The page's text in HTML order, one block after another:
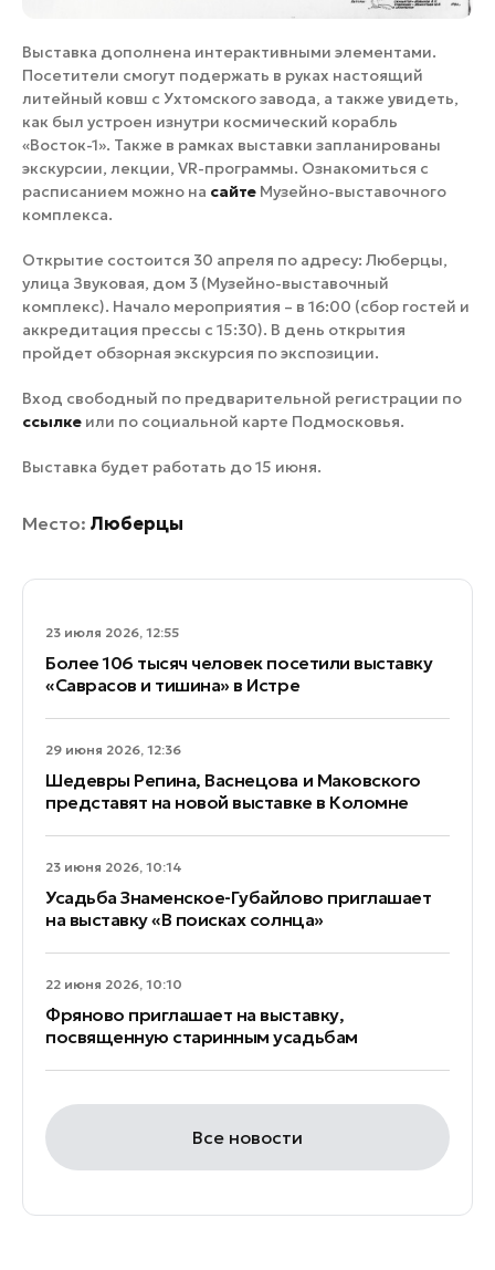
23 июля 2026, 12:55
Более 106 тысяч человек посетили выставку
«Саврасов и тишина» в Истре
29 июня 2026, 12:36
Шедевры Репина, Васнецова и Маковского
представят на новой выставке в Коломне
23 июня 2026, 10:14
Усадьба Знаменское-Губайлово приглашает
на выставку «В поисках солнца»
22 июня 2026, 10:10
Фряново приглашает на выставку,
посвященную старинным усадьбам
Все новости
Выставка дополнена интерактивными элементами.
Посетители смогут подержать в руках настоящий
литейный ковш с Ухтомского завода, а также увидеть,
как был устроен изнутри космический корабль
«Восток-1». Также в рамках выставки запланированы
экскурсии, лекции, VR-программы. Ознакомиться с
расписанием можно на сайте Музейно-выставочного
комплекса.
Открытие состоится 30 апреля по адресу: Люберцы,
улица Звуковая, дом 3 (Музейно-выставочный
комплекс). Начало мероприятия – в 16:00 (сбор гостей и
аккредитация прессы с 15:30). В день открытия
пройдет обзорная экскурсия по экспозиции.
Вход свободный по предварительной регистрации по
ссылке или по социальной карте Подмосковья.
Выставка будет работать до 15 июня.
Место: Люберцы